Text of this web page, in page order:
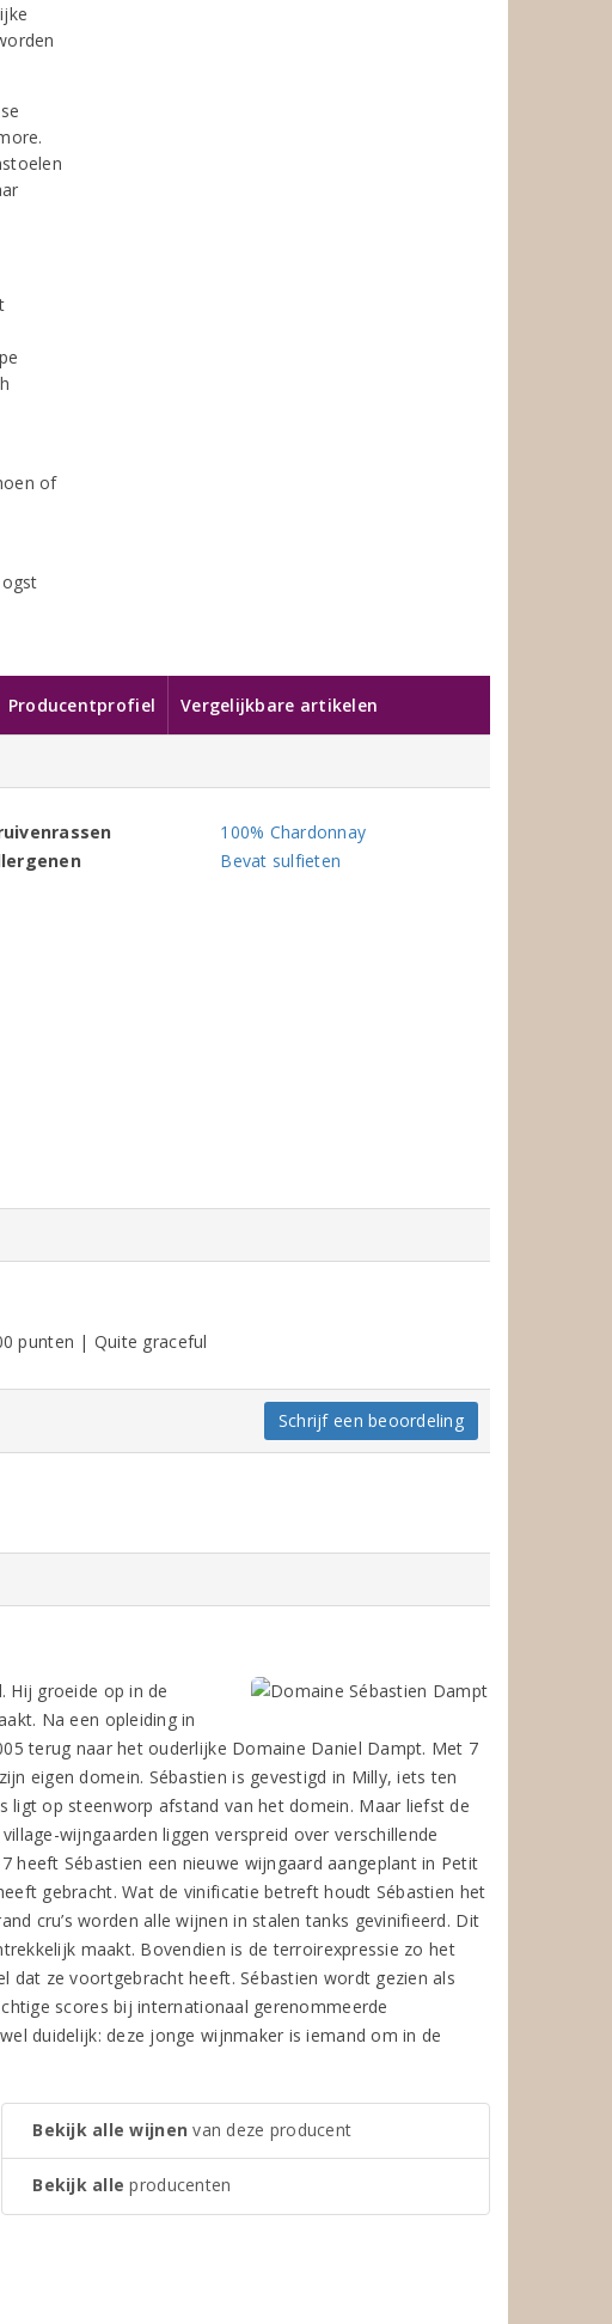
of
Producentprofiel Vergelijkbare artikelen
100% Chardonnay
Bevat sulfieten
punten | Quite graceful
Schrijf een beoordeling
Hij groeide op in de
Na een opleiding in
terug naar het ouderlijke Domaine Daniel Dampt. Met 7
eigen domein. Sébastien is gevestigd in Milly, iets ten
ligt op steenworp afstand van het domein. Maar liefst de
wijngaarden liggen verspreid over verschillende
heeft Sébastien een nieuwe wijngaard aangeplant in Petit
gebracht. Wat de vinificatie betreft houdt Sébastien het
cru’s worden alle wijnen in stalen tanks gevinifieerd. Dit
maakt. Bovendien is de terroirexpressie zo het
dat ze voortgebracht heeft. Sébastien wordt gezien als
scores bij internationaal gerenommeerde
duidelijk: deze jonge wijnmaker is iemand om in de
Bekijk alle wijnen van deze producent
Bekijk alle producenten